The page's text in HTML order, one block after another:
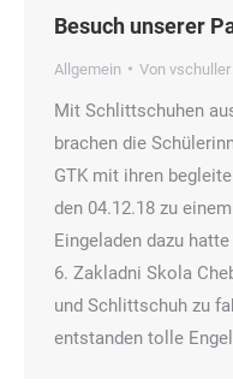
Besuch unserer
Allgemein Von vschuller
Mit Schlittschuhen
brachen die
GTK mit ihren
den 04.12.18 zu
Eingeladen dazu
6. Zakladni Skola
und Schlittschuh zu
entstanden tolle